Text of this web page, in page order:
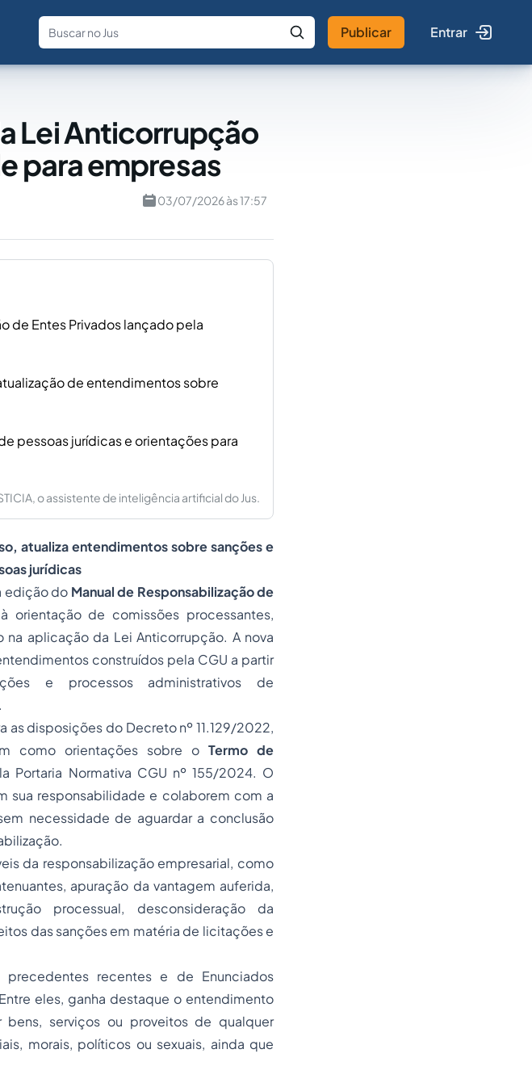
Fale com a IA Buscar no Jus
Publicar Entrar
Lei Anticorrupção
para empresas
03/07/2026 às 17:57
de Entes Privados lançado pela
de entendimentos sobre
pessoas jurídicas e orientações para
o assistente de inteligência artificial do Jus.
atualiza entendimentos sobre sanções e
jurídicas
edição do Manual de Responsabilização de
de comissões processantes,
aplicação da Lei Anticorrupção. A nova
construídos pela CGU a partir
e processos administrativos de
as disposições do Decreto nº 11.129/2022,
como orientações sobre o Termo de
Portaria Normativa CGU nº 155/2024. O
sua responsabilidade e colaborem com a
necessidade de aguardar a conclusão
da responsabilização empresarial, como
apuração da vantagem auferida,
processual, desconsideração da
das sanções em matéria de licitações e
recentes e de Enunciados
eles, ganha destaque o entendimento
serviços ou proveitos de qualquer
morais, políticos ou sexuais, ainda que